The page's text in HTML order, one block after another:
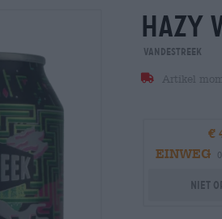
05.09.2026
hazy
VandeStreek
Artikel
€
EINWEG
Niet